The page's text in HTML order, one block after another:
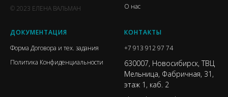
© 2023 ЕЛЕНА ВАЛЬМАН
О нас
ДОКУМЕНТАЦИЯ
Форма Договора и тех. задания
Политика Конфиденциальности
КОНТАКТЫ
+7 913 912 97 74
630007, Новосибирск, ТВЦ
Мельница, Фабричная, 31,
этаж 1, каб. 2